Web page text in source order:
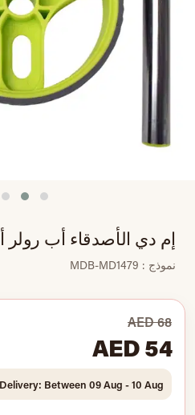
إم دي الأصدقاء أب رولر
نموذج : MDB-MD1479
AED 68
AED 54
Between 09 Aug - 10 Aug